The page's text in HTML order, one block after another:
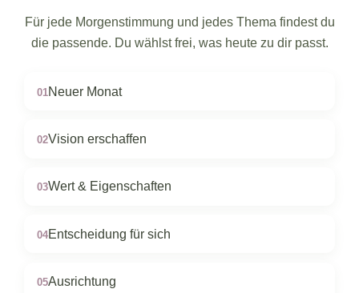
Für jede Morgenstimmung und jedes Thema findest du
die passende. Du wählst frei, was heute zu dir passt.
01Neuer Monat
02Vision erschaffen
03Wert & Eigenschaften
04Entscheidung für sich
05Ausrichtung